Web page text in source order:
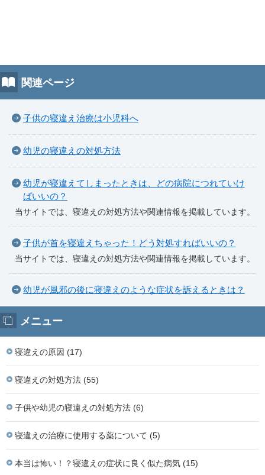
関連ページ
子供の寝違え治療は小児科へ
幼児の寝違えの対処方法
幼児が寝違えてしまったときは、どの病院につれていけ
ばいいの？
当サイトでは、寝違えの対処方法や関連情報を掲載しています。
子供が首を寝違えちゃった！どう対処すればいいの？
当サイトでは、寝違えの対処方法や関連情報を掲載しています。
幼児が風邪の後に寝違えのような症状を訴えるときは？
メニュー
寝違えの原因 (17)
寝違えの対処方法 (55)
子供や幼児の寝違えの対処方法 (6)
寝違えの治療に使用する薬について (5)
本当は怖い！？寝違えの症状に良く似た病気 (15)